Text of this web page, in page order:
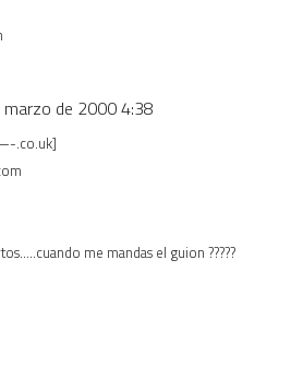
marzo de 2000 4:38
me mandas el guion ?????